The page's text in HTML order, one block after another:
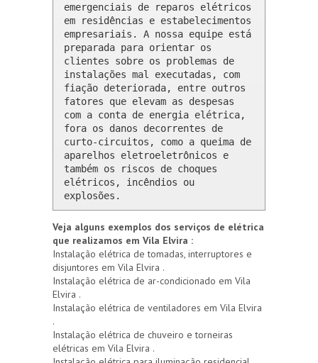
emergenciais de reparos elétricos
em residências e estabelecimentos
empresariais. A nossa equipe está
preparada para orientar os
clientes sobre os problemas de
instalações mal executadas, com
fiação deteriorada, entre outros
fatores que elevam as despesas
com a conta de energia elétrica,
fora os danos decorrentes de
curto-circuitos, como a queima de
aparelhos eletroeletrônicos e
também os riscos de choques
elétricos, incêndios ou
explosões.
Veja alguns exemplos dos serviços de elétrica
que realizamos em Vila Elvira :
Instalação elétrica de tomadas, interruptores e
disjuntores em Vila Elvira .
Instalação elétrica de ar-condicionado em Vila
Elvira .
Instalação elétrica de ventiladores em Vila Elvira
.
Instalação elétrica de chuveiro e torneiras
elétricas em Vila Elvira .